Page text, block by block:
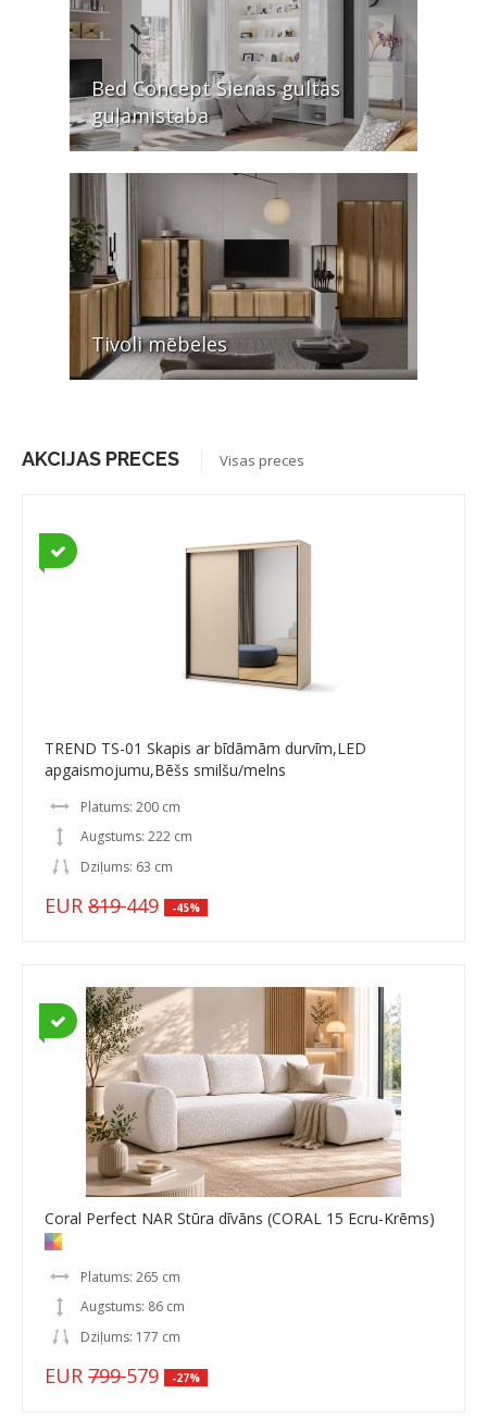
Bed Concept Sienas gultas
guļamistaba
Tivoli mēbeles
AKCIJAS PRECES Visas preces
TREND TS-01 Skapis ar bīdāmām durvīm,LED
apgaismojumu,Bēšs smilšu/melns
Platums: 200 cm
Augstums: 222 cm
Dziļums: 63 cm
EUR 819449 -45%
Coral Perfect NAR Stūra dīvāns (CORAL 15 Ecru-Krēms)
Platums: 265 cm
Augstums: 86 cm
Dziļums: 177 cm
EUR 799579 -27%